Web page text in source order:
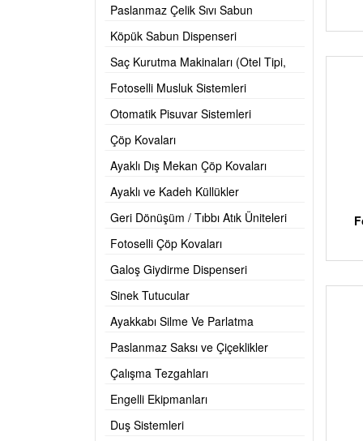
Paslanmaz Çelik Sıvı Sabun
Köpük Sabun Dispenseri
Saç Kurutma Makinaları (Otel Tipi,
Fotoselli Musluk Sistemleri
Otomatik Pisuvar Sistemleri
Çöp Kovaları
Ayaklı Dış Mekan Çöp Kovaları
Ayaklı ve Kadeh Küllükler
Geri Dönüşüm / Tıbbı Atık Üniteleri
Fotoselli Çöp Kovaları
Galoş Giydirme Dispenseri
Sinek Tutucular
Ayakkabı Silme Ve Parlatma
Paslanmaz Saksı ve Çiçeklikler
Çalışma Tezgahları
Engelli Ekipmanları
Duş Sistemleri